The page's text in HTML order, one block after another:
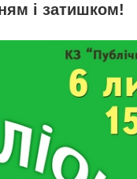
і затишком!